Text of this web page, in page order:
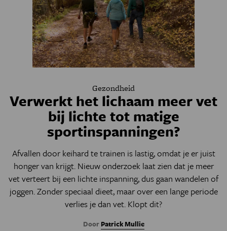
Gezondheid
Verwerkt het lichaam meer vet
bij lichte tot matige
sportinspanningen?
Afvallen door keihard te trainen is lastig, omdat je er juist
honger van krijgt. Nieuw onderzoek laat zien dat je meer
vet verteert bij een lichte inspanning, dus gaan wandelen of
joggen. Zonder speciaal dieet, maar over een lange periode
verlies je dan vet. Klopt dit?
Door Patrick Mullie